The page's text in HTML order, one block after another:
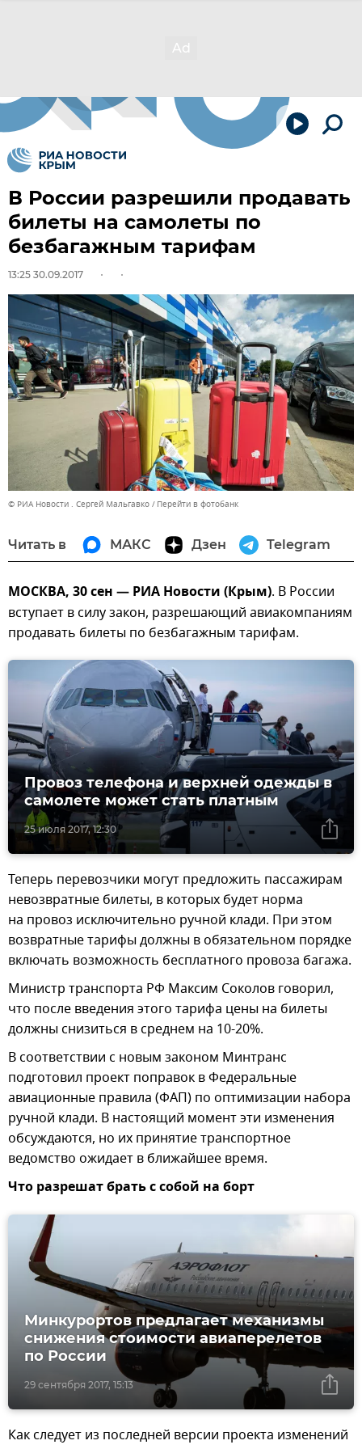
В России разрешили продавать
билеты на самолеты по
безбагажным тарифам
13:25 30.09.2017
© РИА Новости . Сергей Мальгавко Перейти в фотобанк
Читать в МАКС Дзен Telegram
МОСКВА, 30 сен — РИА Новости (Крым). В России
вступает в силу закон, разрешающий авиакомпаниям
продавать билеты по безбагажным тарифам.
25 июля 2017, 12:30
Провоз телефона и верхней одежды в
самолете может стать платным
Теперь перевозчики могут предложить пассажирам
невозвратные билеты, в которых будет норма
на провоз исключительно ручной клади. При этом
возвратные тарифы должны в обязательном порядке
включать возможность бесплатного провоза багажа.
Министр транспорта РФ Максим Соколов говорил,
что после введения этого тарифа цены на билеты
должны снизиться в среднем на 10-20%.
В соответствии с новым законом Минтранс
подготовил проект поправок в Федеральные
авиационные правила (ФАП) по оптимизации набора
ручной клади. В настоящий момент эти изменения
обсуждаются, но их принятие транспортное
ведомство ожидает в ближайшее время.
Что разрешат брать с собой на борт
29 сентября 2017, 15:13
Минкурортов предлагает механизмы
снижения стоимости авиаперелетов
по России
Как следует из последней версии проекта изменений